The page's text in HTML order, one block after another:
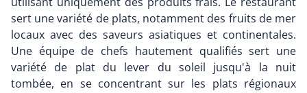
sert une variété de plats, notamment des fruits de mer
locaux avec des saveurs asiatiques et continentales.
Une équipe de chefs hautement qualifiés sert une
variété de plat du lever du soleil jusqu'à la nuit
tombée, en se concentrant sur les plats régionaux